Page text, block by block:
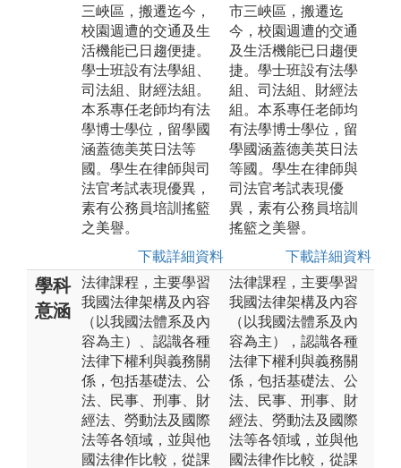
三峽區，搬遷迄今，
校園週遭的交通及生
活機能已日趨便捷。
學士班設有法學組、
司法組、財經法組。
本系專任老師均有法
學博士學位，留學國
涵蓋德美英日法等
國。學生在律師與司
法官考試表現優異，
素有公務員培訓搖籃
之美譽。
下載詳細資料
市三峽區，搬遷迄
今，校園週遭的交通
及生活機能已日趨便
捷。學士班設有法學
組、司法組、財經法
組。本系專任老師均
有法學博士學位，留
學國涵蓋德美英日法
等國。學生在律師與
司法官考試表現優
異，素有公務員培訓
搖籃之美譽。
下載詳細資料
學科
意涵
法律課程，主要學習
我國法律架構及內容
（以我國法體系及內
容為主）、認識各種
法律下權利與義務關
係，包括基礎法、公
法、民事、刑事、財
經法、勞動法及國際
法等各領域，並與他
國法律作比較，從課
法律課程，主要學習
我國法律架構及內容
（以我國法體系及內
容為主），認識各種
法律下權利與義務關
係，包括基礎法、公
法、民事、刑事、財
經法、勞動法及國際
法等各領域，並與他
國法律作比較，從課